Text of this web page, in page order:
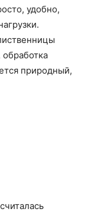
удобно,
природный,